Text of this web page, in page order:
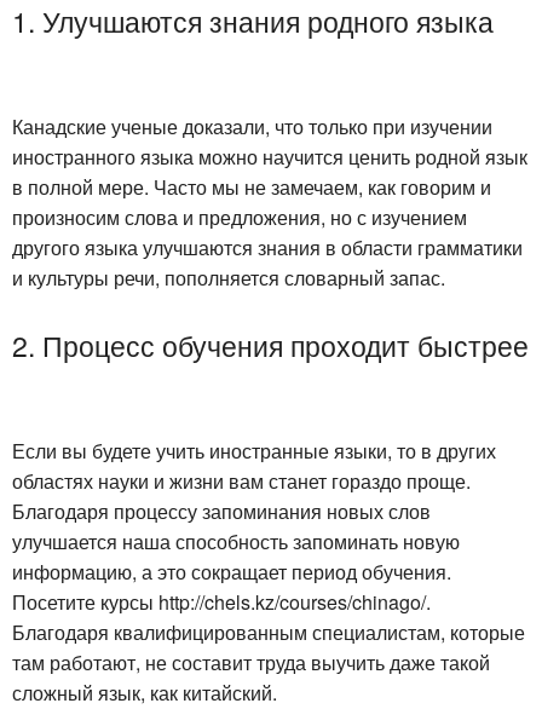
1. Улучшаются знания родного языка
Канадские ученые доказали, что только при изучении
иностранного языка можно научится ценить родной язык
в полной мере. Часто мы не замечаем, как говорим и
произносим слова и предложения, но с изучением
другого языка улучшаются знания в области грамматики
и культуры речи, пополняется словарный запас.
2. Процесс обучения проходит быстрее
Если вы будете учить иностранные языки, то в других
областях науки и жизни вам станет гораздо проще.
Благодаря процессу запоминания новых слов
улучшается наша способность запоминать новую
информацию, а это сокращает период обучения.
Посетите курсы http://chels.kz/courses/chinago/.
Благодаря квалифицированным специалистам, которые
там работают, не составит труда выучить даже такой
сложный язык, как китайский.